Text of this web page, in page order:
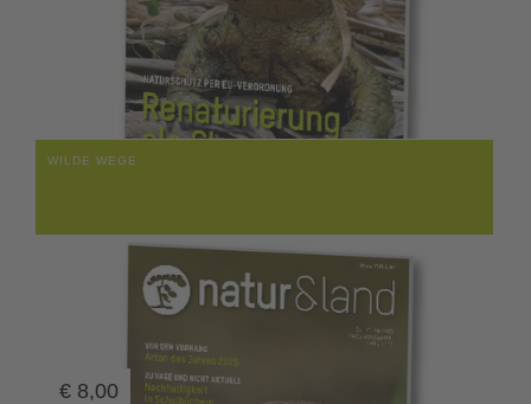
WILDE WEGE
€ 8,00